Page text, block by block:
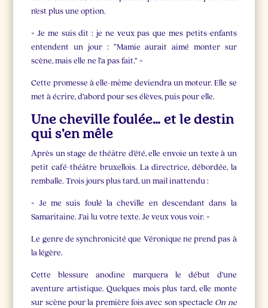
n’est plus une option.
« Je me suis dit : je ne veux pas que mes petits-enfants
entendent un jour : “Mamie aurait aimé monter sur
scène, mais elle ne l’a pas fait.” »
Cette promesse à elle-même deviendra un moteur. Elle se
met à écrire, d’abord pour ses élèves, puis pour elle.
Une cheville foulée… et le destin
qui s’en mêle
Après un stage de théâtre d’été, elle envoie un texte à un
petit café-théâtre bruxellois. La directrice, débordée, la
remballe. Trois jours plus tard, un mail inattendu :
« Je me suis foulé la cheville en descendant dans la
Samaritaine. J’ai lu votre texte. Je veux vous voir. »
Le genre de synchronicité que Véronique ne prend pas à
la légère.
Cette blessure anodine marquera le début d’une
aventure artistique. Quelques mois plus tard, elle monte
sur scène pour la première fois avec son spectacle On ne